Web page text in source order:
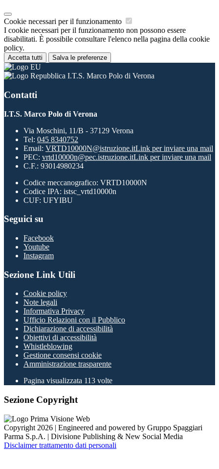
Cookie necessari per il funzionamento
I cookie necessari per il funzionamento non possono essere
disabilitati. È possibile consultare l'elenco nella pagina della cookie
policy.
Accetta tutti Salva le preferenze
I.T.S. Marco Polo di Verona
Contatti
I.T.S. Marco Polo di Verona
Via Moschini, 11/B - 37129 Verona
Tel: 045 8340752
Email: VRTD10000N@istruzione.itLink per inviare una mail
PEC: vrtd10000n@pec.istruzione.itLink per inviare una mail
C.F.: 93014980234
Codice meccanografico: VRTD10000N
Codice IPA: istsc_vrtd10000n
CUF: UFYIBU
Seguici su
Facebook
Youtube
Instagram
Sezione Link Utili
Cookie policy
Note legali
Informativa Privacy
Ufficio Relazioni con il Pubblico
Dichiarazione di accessibilità
Obiettivi di accessibilità
Whistleblowing
Gestione consensi cookie
Amministrazione trasparente
Pagina visualizzata 113 volte
Sezione Copyright
Copyright 2026 | Engineered and powered by Gruppo Spaggiari
Parma S.p.A. | Divisione Publishing & New Social Media
Disclaimer trattamento dati personali